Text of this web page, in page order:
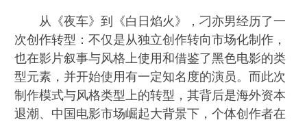
从《夜车》到《白日焰火》，刁亦男经历了一
次创作转型：不仅是从独立创作转向市场化制作，
也在影片叙事与风格上使用和借鉴了黑色电影的类
型元素，并开始使用有一定知名度的演员。而此次
制作模式与风格类型上的转型，其背后是海外资本
退潮、中国电影市场崛起大背景下，个体创作者在